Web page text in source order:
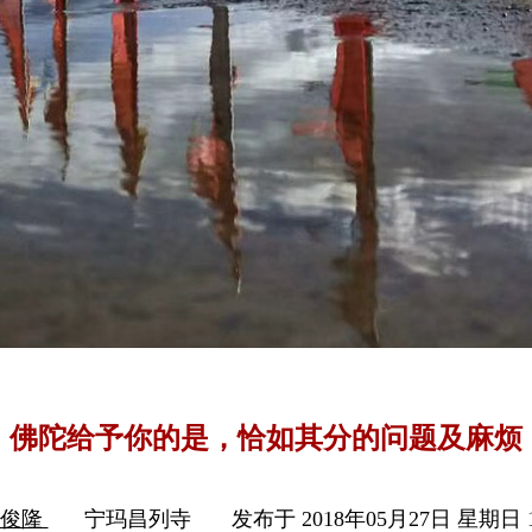
佛陀给予你的是，恰如其分的问题及麻烦
隆 宁玛昌列寺 发布于 2018年05月27日 星期日